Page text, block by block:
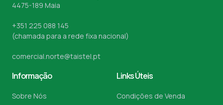
Barras de Junção
Bucins com sede
4475-189 Maia
+351 225 088 145
(chamada para a rede fixa nacional)
comercial.norte@taistel.pt
Informação
Sobre Nós
Links Úteis
Condições de Venda